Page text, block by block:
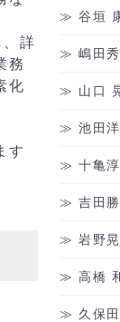
詳
務
化
す
谷垣
嶋田
山口
池田
十亀
吉田
岩野
高橋
久保